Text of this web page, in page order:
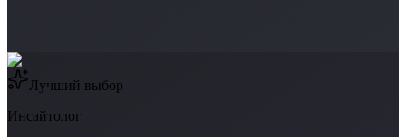
Лучший выбор
Инсайтолог